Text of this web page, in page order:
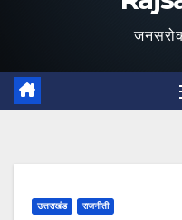
उत्तराखंड राजनीती